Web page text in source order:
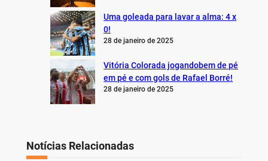
Uma goleada para lavar a alma: 4 x
0!
28 de janeiro de 2025
Vitória Colorada jogandobem de pé
em pé e com gols de Rafael Borré!
28 de janeiro de 2025
Notícias Relacionadas